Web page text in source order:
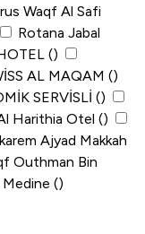
Waqf Al Safi
Rotana Jabal
()
AL MAQAM ()
SERVİSLİ ()
Harithia Otel ()
Ajyad Makkah
Outhman Bin
()